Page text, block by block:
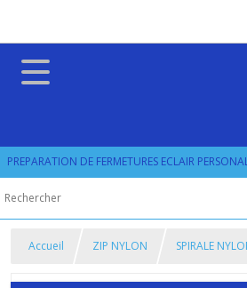
PREPARATION DE FERMETURES ECLAIR
Accueil ZIP NYLON SPIRALE